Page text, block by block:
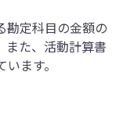
勘定科目の金額の
また、活動計算書
ます。